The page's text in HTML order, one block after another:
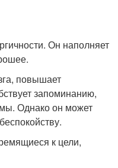
Он наполняет
повышает
запоминанию,
Однако он может
к цели,